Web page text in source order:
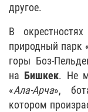
другое.
В
природный парк
горы Боз-
на Бишкек. Не
«Ала-Арча»,
котором